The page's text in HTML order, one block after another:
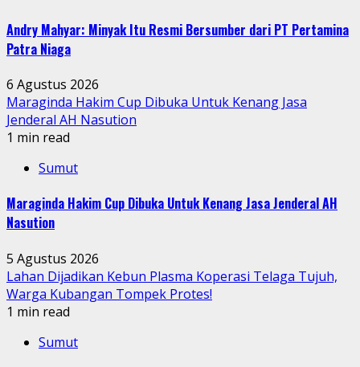
Andry Mahyar: Minyak Itu Resmi Bersumber dari PT Pertamina
Patra Niaga
6 Agustus 2026
Maraginda Hakim Cup Dibuka Untuk Kenang Jasa
Jenderal AH Nasution
1 min read
Sumut
Maraginda Hakim Cup Dibuka Untuk Kenang Jasa Jenderal AH
Nasution
5 Agustus 2026
Lahan Dijadikan Kebun Plasma Koperasi Telaga Tujuh,
Warga Kubangan Tompek Protes!
1 min read
Sumut